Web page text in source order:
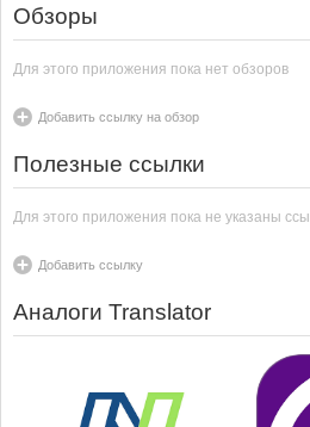
Обзоры
Для этого приложения пока нет обзоров
Добавить ссылку на обзор
Полезные ссылки
Для этого приложения пока не указаны
Добавить ссылку
Аналоги Translator